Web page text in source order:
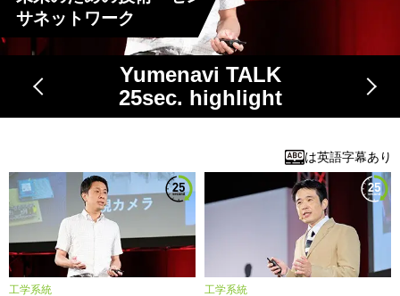
Yumenavi TALK
25sec. highlight
サネットワーク
は英語字幕あり
工学系統 工学系統